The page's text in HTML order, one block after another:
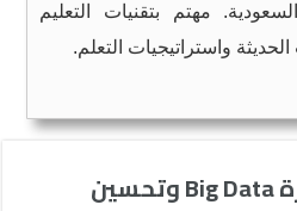
السعودية. مهتم بتقنيات التعليم
واستراتيجيات التعلم.
تحليل البيانات الكبيرة Big Data وتحسين